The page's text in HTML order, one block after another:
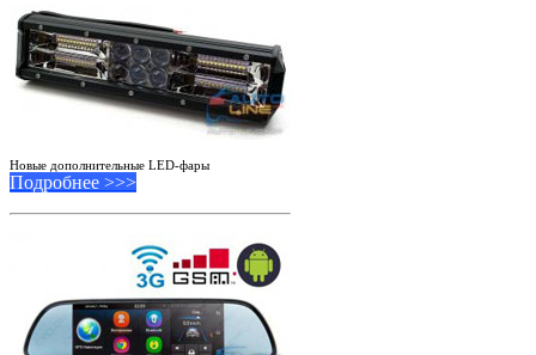
Новые дополнительные LED-фары
Подробнее >>>